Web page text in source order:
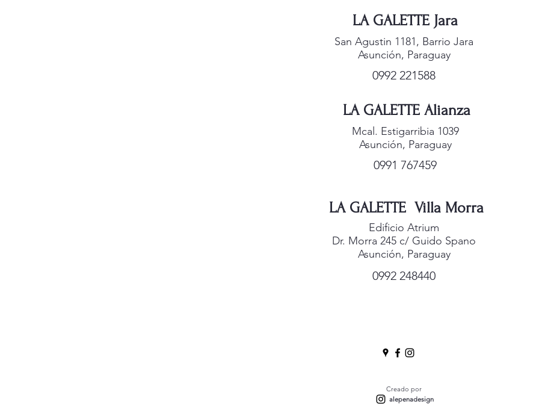
LA GALETTE Jara
San Agustin 1181, Barrio Jara
Asunción, Paraguay
0992 221588
LA GALETTE Alianza
Mcal. Estigarribia 1039
Asunción, Paraguay
0991 767459
LA GALETTE Villa Morra
Edificio Atrium
Dr. Morra 245 c/ Guido Spano
Asunción, Paraguay
0992 248440
Creado por
alepenadesign